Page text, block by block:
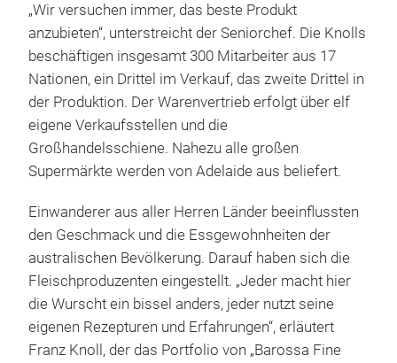
„Wir versuchen immer, das beste Produkt
anzubieten“, unterstreicht der Seniorchef. Die Knolls
beschäftigen insgesamt 300 Mitarbeiter aus 17
Nationen, ein Drittel im Verkauf, das zweite Drittel in
der Produktion. Der Warenvertrieb erfolgt über elf
eigene Verkaufsstellen und die
Großhandelsschiene. Nahezu alle großen
Supermärkte werden von Adelaide aus beliefert.
Einwanderer aus aller Herren Länder beeinflussten
den Geschmack und die Essgewohnheiten der
australischen Bevölkerung. Darauf haben sich die
Fleischproduzenten eingestellt. „Jeder macht hier
die Wurscht ein bissel anders, jeder nutzt seine
eigenen Rezepturen und Erfahrungen“, erläutert
Franz Knoll, der das Portfolio von „Barossa Fine